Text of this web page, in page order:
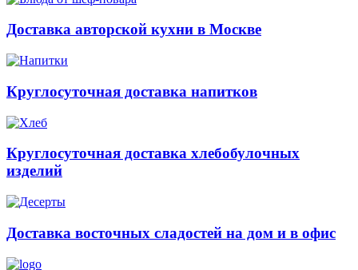
Доставка авторской кухни в Москве
Круглосуточная доставка напитков
Круглосуточная доставка хлебобулочных
изделий
Доставка восточных сладостей на дом и в офис